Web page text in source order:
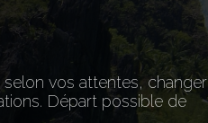
vos attentes, changer
Départ possible de